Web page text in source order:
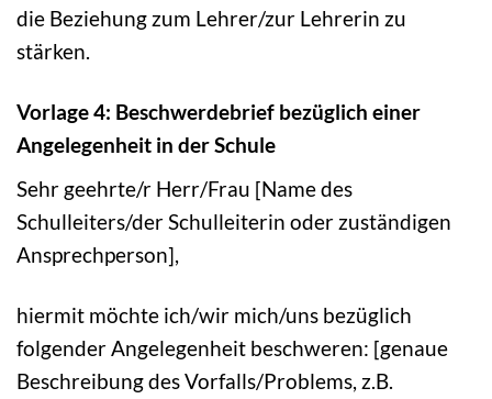
die Beziehung zum Lehrer/zur Lehrerin zu
stärken.
Vorlage 4: Beschwerdebrief bezüglich einer
Angelegenheit in der Schule
Sehr geehrte/r Herr/Frau [Name des
Schulleiters/der Schulleiterin oder zuständigen
Ansprechperson],
hiermit möchte ich/wir mich/uns bezüglich
folgender Angelegenheit beschweren: [genaue
Beschreibung des Vorfalls/Problems, z.B.